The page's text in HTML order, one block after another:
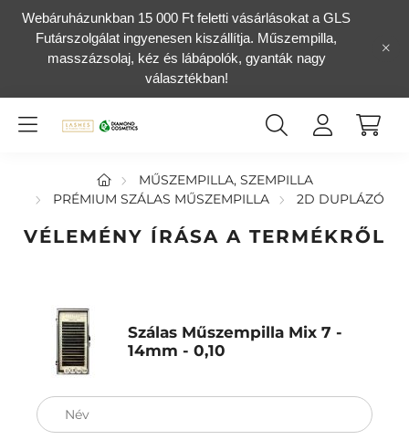
Webáruházunkban 15 000 Ft feletti vásárlásokat a GLS
Futárszolgálat ingyenesen kiszállítja. Műszempilla,
masszázsolaj, kéz és lábápolók, gyanták nagy
választékban!
MŰSZEMPILLA, SZEMPILLA
PRÉMIUM SZÁLAS MŰSZEMPILLA
2D DUPLÁZÓ
VÉLEMÉNY ÍRÁSA A TERMÉKRŐL
Szálas Műszempilla Mix 7 -
14mm - 0,10
Név